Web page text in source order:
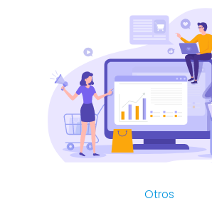
Otros